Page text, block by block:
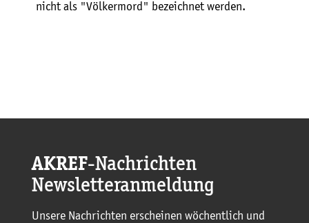
nicht als "Völkermord" bezeichnet werden.
AKREF-Nachrichten
Newsletteranmeldung
Unsere Nachrichten erscheinen wöchentlich und